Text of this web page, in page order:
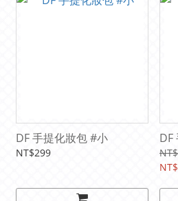
DF 手提化妝包 #小
NT$299
DF